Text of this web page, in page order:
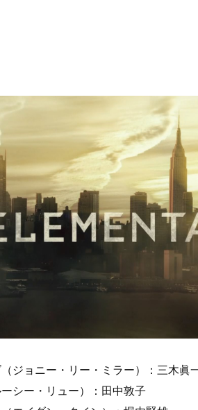
ジョニー・リー・ミラー）：三木眞
シー・リュー）：田中敦子